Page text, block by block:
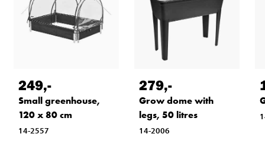
249,-
Small greenhouse,
120 x 80 cm
14-2557
279,-
Grow dome with
legs, 50 litres
14-2006